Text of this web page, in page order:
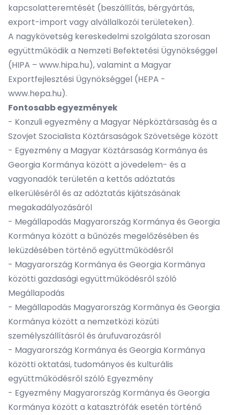
kapcsolatteremtését (beszállítás, bérgyártás,
export-import vagy alvállalkozói területeken).
A nagykövetség kereskedelmi szolgálata szorosan
együttműködik a Nemzeti Befektetési Ügynökséggel
(HIPA – www.hipa.hu), valamint a Magyar
Exportfejlesztési Ügynökséggel (HEPA -
www.hepa.hu).
Fontosabb egyezmények
- Konzuli egyezmény a Magyar Népköztársaság és a
Szovjet Szocialista Köztársaságok Szövetsége között
- Egyezmény a Magyar Köztársaság Kormánya és
Georgia Kormánya között a jövedelem- és a
vagyonadók területén a kettős adóztatás
elkerüléséről és az adóztatás kijátszásának
megakadályozásáról
- Megállapodás Magyarország Kormánya és Georgia
Kormánya között a bűnözés megelőzésében és
leküzdésében történő együttműködésről
- Magyarország Kormánya és Georgia Kormánya
közötti gazdasági együttműködésről szóló
Megállapodás
- Megállapodás Magyarország Kormánya és Georgia
Kormánya között a nemzetközi közúti
személyszállításról és árufuvarozásról
- Magyarország Kormánya és Georgia Kormánya
közötti oktatási, tudományos és kulturális
együttműködésről szóló Egyezmény
- Egyezmény Magyarország Kormánya és Georgia
Kormánya között a katasztrófák esetén történő